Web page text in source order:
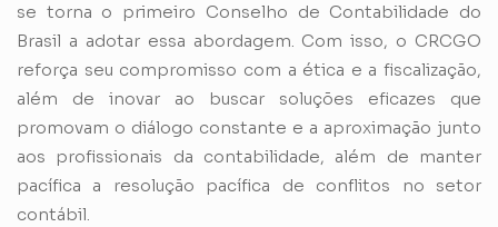
se torna o primeiro Conselho de Contabilidade do
Brasil a adotar essa abordagem. Com isso, o CRCGO
reforça seu compromisso com a ética e a fiscalização,
além de inovar ao buscar soluções eficazes que
promovam o diálogo constante e a aproximação junto
aos profissionais da contabilidade, além de manter
pacífica a resolução pacífica de conflitos no setor
contábil.